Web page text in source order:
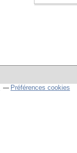
Préférences cookies